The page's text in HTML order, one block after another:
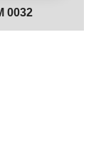
0032